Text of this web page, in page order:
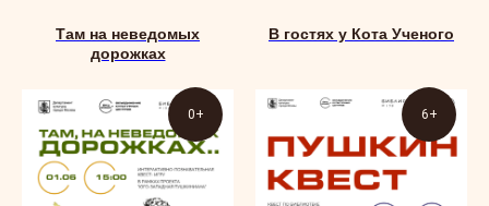
Там на неведомых
дорожках
В гостях у Кота Ученого
0+ 6+